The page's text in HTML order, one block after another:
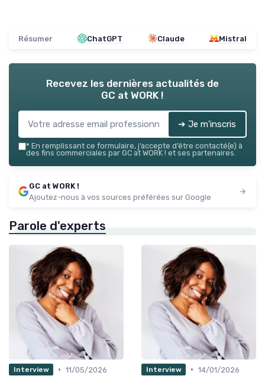
Résumer ChatGPT Claude Mistral
Recevez les dernières actualités de
GC at WORK !
➔ Je m'inscris
* En remplissant ce formulaire, j’accepte d’être contacté(e) à
des fins commerciales par GC at WORK ! et ses partenaires.
GC at WORK !
Ajoutez-nous à vos sources préférées sur Google
Parole d'experts
Interview • 11/05/2026
Interview • 14/01/2026